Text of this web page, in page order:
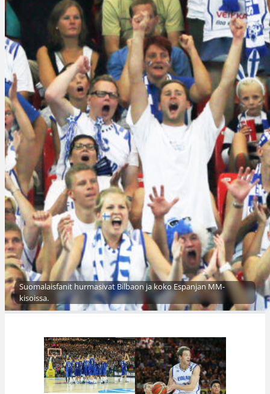
Suomalaisfanit hurmasivat Bilbaon ja koko Espanjan MM-
kisoissa.